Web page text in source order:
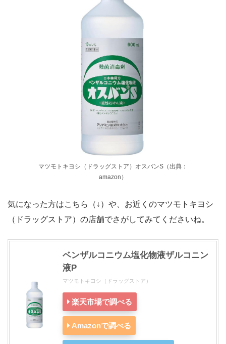
マツモトキヨシ（ドラッグストア）オスバンS（出典：
amazon）
気になった方はこちら（↓）や、お近くのマツモトキヨシ
（ドラッグストア）の店舗でさがしてみてくださいね。
ベンザルコニウム塩化物液ザルコニン
液P
マツモトキヨシ（ドラッグストア）
楽天市場で調べる
Amazonで調べる